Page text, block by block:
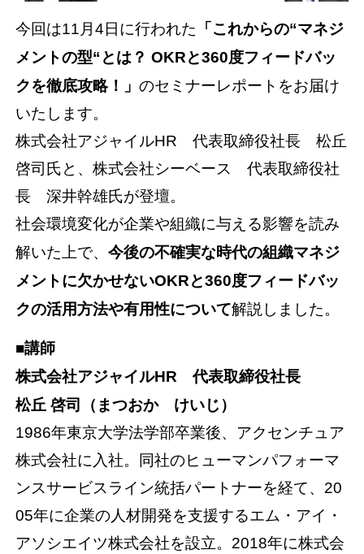
今回は11月4日に行われた 「これからの“マネジ
メントの型“とは？ OKRと360度フィードバッ
クを徹底攻略！」のセミナーレポートをお届け
いたします。
株式会社アジャイルHR 代表取締役社長 松丘
啓司氏と、株式会社シーベース 代表取締役社
長 深井幹雄氏が登壇。
社会環境変化が企業や組織に与える影響を読み
解いた上で、今後の不確実な時代の組織マネジ
メントに欠かせないOKRと360度フィードバッ
クの活用方法や有用性について解説しました。
■講師
株式会社アジャイルHR 代表取締役社長
松丘 啓司（まつおか けいじ）
1986年東京大学法学部卒業後、アクセンチュア
株式会社に入社。同社のヒューマンパフォーマ
ンスサービスライン統括パートナーを経て、20
05年に企業の人材開発を支援するエム・アイ・
アソシエイツ株式会社を設立。2018年に株式会